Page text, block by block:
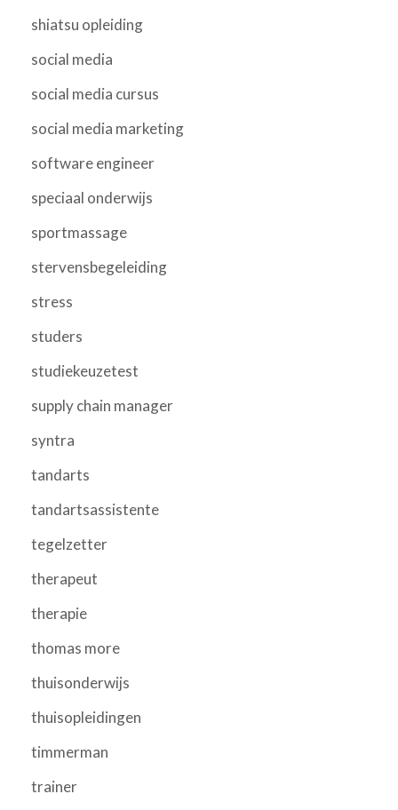
shiatsu opleiding
social media
social media cursus
social media marketing
software engineer
speciaal onderwijs
sportmassage
stervensbegeleiding
stress
studers
studiekeuzetest
supply chain manager
syntra
tandarts
tandartsassistente
tegelzetter
therapeut
therapie
thomas more
thuisonderwijs
thuisopleidingen
timmerman
trainer